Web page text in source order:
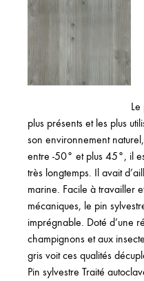
plus présents et les plus
son environnement
entre -50° et plus 45°, il
très longtemps. Il avait
marine. Facile à travailler
mécaniques, le pin
imprégnable. Doté d’une
champignons et aux
gris voit ces qualités
Pin sylvestre Traité